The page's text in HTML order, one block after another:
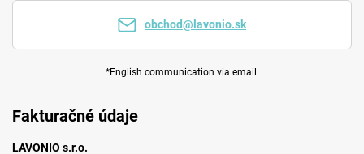
obchod@lavonio.sk
*English communication via email.
Fakturačné údaje
LAVONIO s.r.o.